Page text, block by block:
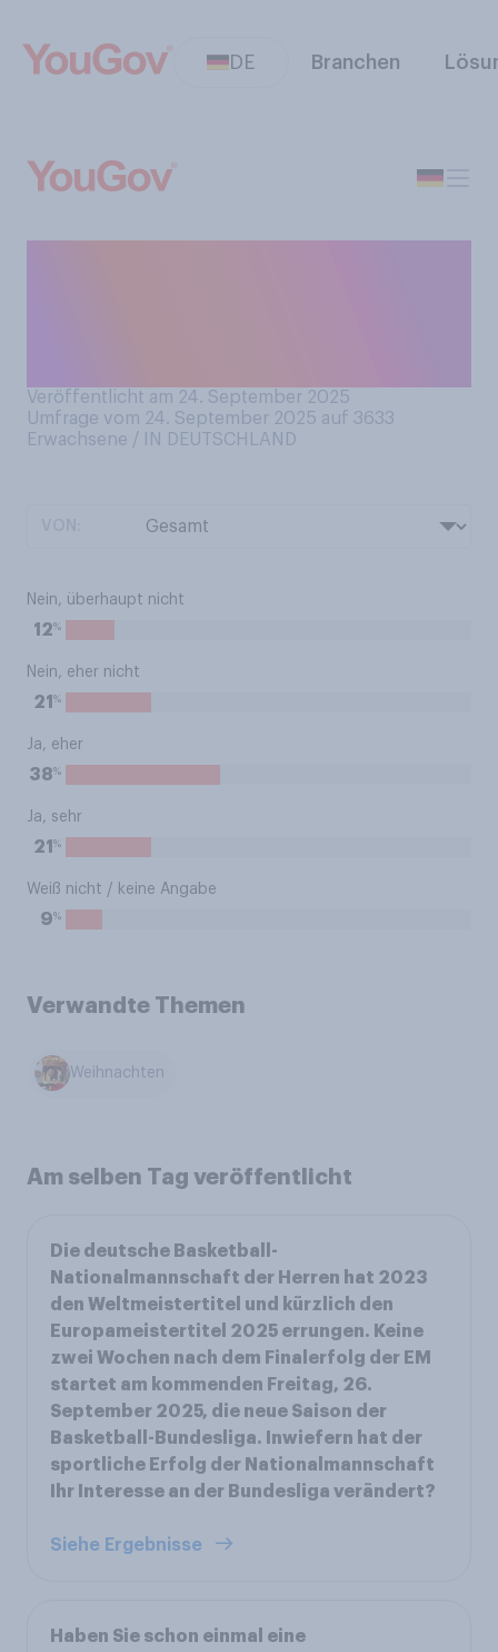
DE Branchen
Veröffentlicht am 24. September 2025
Umfrage vom 24. September 2025 auf 3633
Erwachsene / IN DEUTSCHLAND
Nein, überhaupt nicht
12%
Nein, eher nicht
21 %
Ja, eher
38%
Ja, sehr
21 %
Weiß nicht / keine Angabe
9%
Verwandte Themen
Weihnachten
Am selben Tag veröffentlicht
Die deutsche Basketball-
Nationalmannschaft der Herren hat 2023
den Weltmeistertitel und kürzlich den
Europameistertitel 2025 errungen. Keine
zwei Wochen nach dem Finalerfolg der EM
startet am kommenden Freitag, 26.
September 2025, die neue Saison der
Basketball-Bundesliga. Inwiefern hat der
sportliche Erfolg der Nationalmannschaft
Ihr Interesse an der Bundesliga verändert?
Siehe Ergebnisse
Haben Sie schon einmal eine